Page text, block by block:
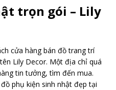
trọn gói – Lily
cửa hàng bán đồ trang trí
Lily Decor. Một địa chỉ quá
tin tưởng, tìm đến mua.
phụ kiện sinh nhật đẹp tại